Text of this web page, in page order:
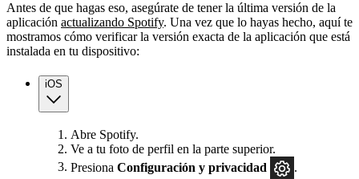
Antes de que hagas eso, asegúrate de tener la última versión de la
aplicación actualizando Spotify. Una vez que lo hayas hecho, aquí te
mostramos cómo verificar la versión exacta de la aplicación que está
instalada en tu dispositivo:
iOS
Abre Spotify.
Ve a tu foto de perfil en la parte superior.
Presiona Configuración y privacidad
.